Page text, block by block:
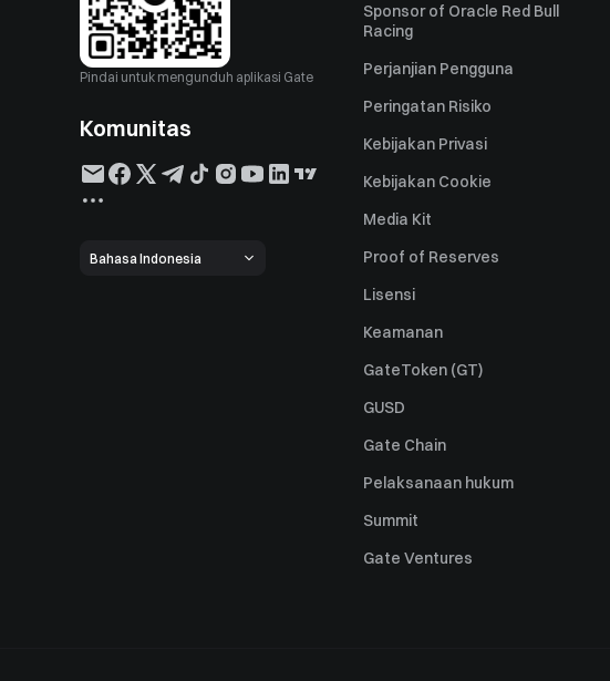
Pindai untuk mengunduh aplikasi Gate
Komunitas
Bahasa Indonesia
Sponsor of Oracle Red Bull
Racing
Perjanjian Pengguna
Peringatan Risiko
Kebijakan Privasi
Kebijakan Cookie
Media Kit
Proof of Reserves
Lisensi
Keamanan
GateToken (GT)
GUSD
Gate Chain
Pelaksanaan hukum
Summit
Gate Ventures